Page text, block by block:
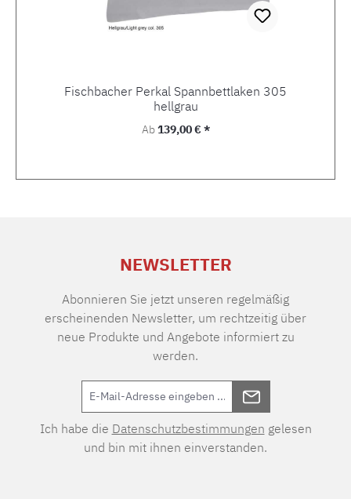
Fischbacher Perkal Spannbettlaken 305
hellgrau
Regulärer Preis:
Ab139,00 € *
NEWSLETTER
Abonnieren Sie jetzt unseren regelmäßig
erscheinenden Newsletter, um rechtzeitig über
neue Produkte und Angebote informiert zu
werden.
Ich habe die Datenschutzbestimmungen gelesen
und bin mit ihnen einverstanden.